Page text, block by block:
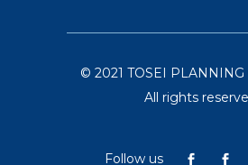
© 2021 TOSEI PLANNING
All rights
Follow us